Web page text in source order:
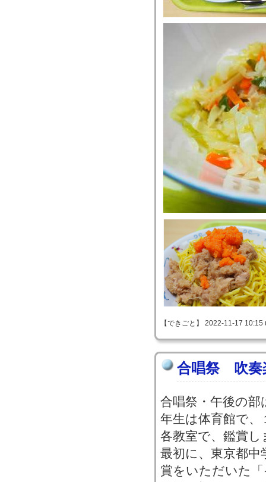
【できごと】 2022-11-17
合唱祭 吹
合唱祭・午後の部
年生は体育館で
各教室で、鑑賞し
最初に、東京都
賞をいただいた